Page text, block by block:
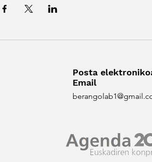
Posta
Email